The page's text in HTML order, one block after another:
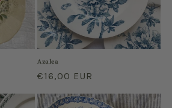
Azalea
Regular
€16,00 EUR